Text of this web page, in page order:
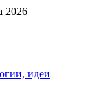
2026
идеи